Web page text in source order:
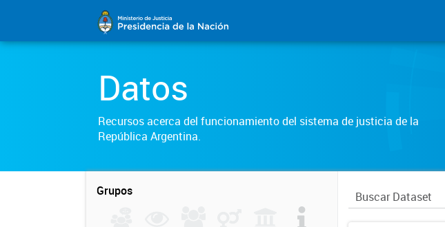
Datos
Recursos acerca del funcionamiento del sistema de justicia de la
República Argentina.
Grupos